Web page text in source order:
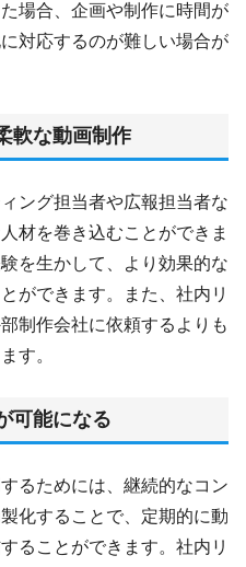
場合、企画や制作に時間が
対応するのが難しい場合が
軟な動画制作
ング担当者や広報担当者な
材を巻き込むことができま
を生かして、より効果的な
ができます。また、社内リ
制作会社に依頼するよりも
す。
可能になる
るためには、継続的なコン
化することで、定期的に動
ることができます。社内リ